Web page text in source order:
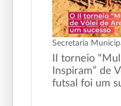
Secretaria
II torneio
Inspiram” de
futsal foi um